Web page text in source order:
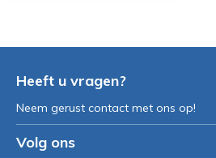
Heeft u vragen?
Neem gerust contact met ons op!
Volg ons